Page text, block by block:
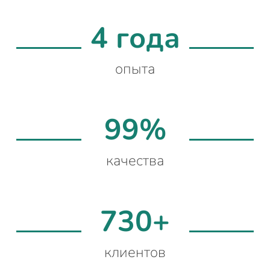
4 года
опыта
99%
качества
730+
клиентов